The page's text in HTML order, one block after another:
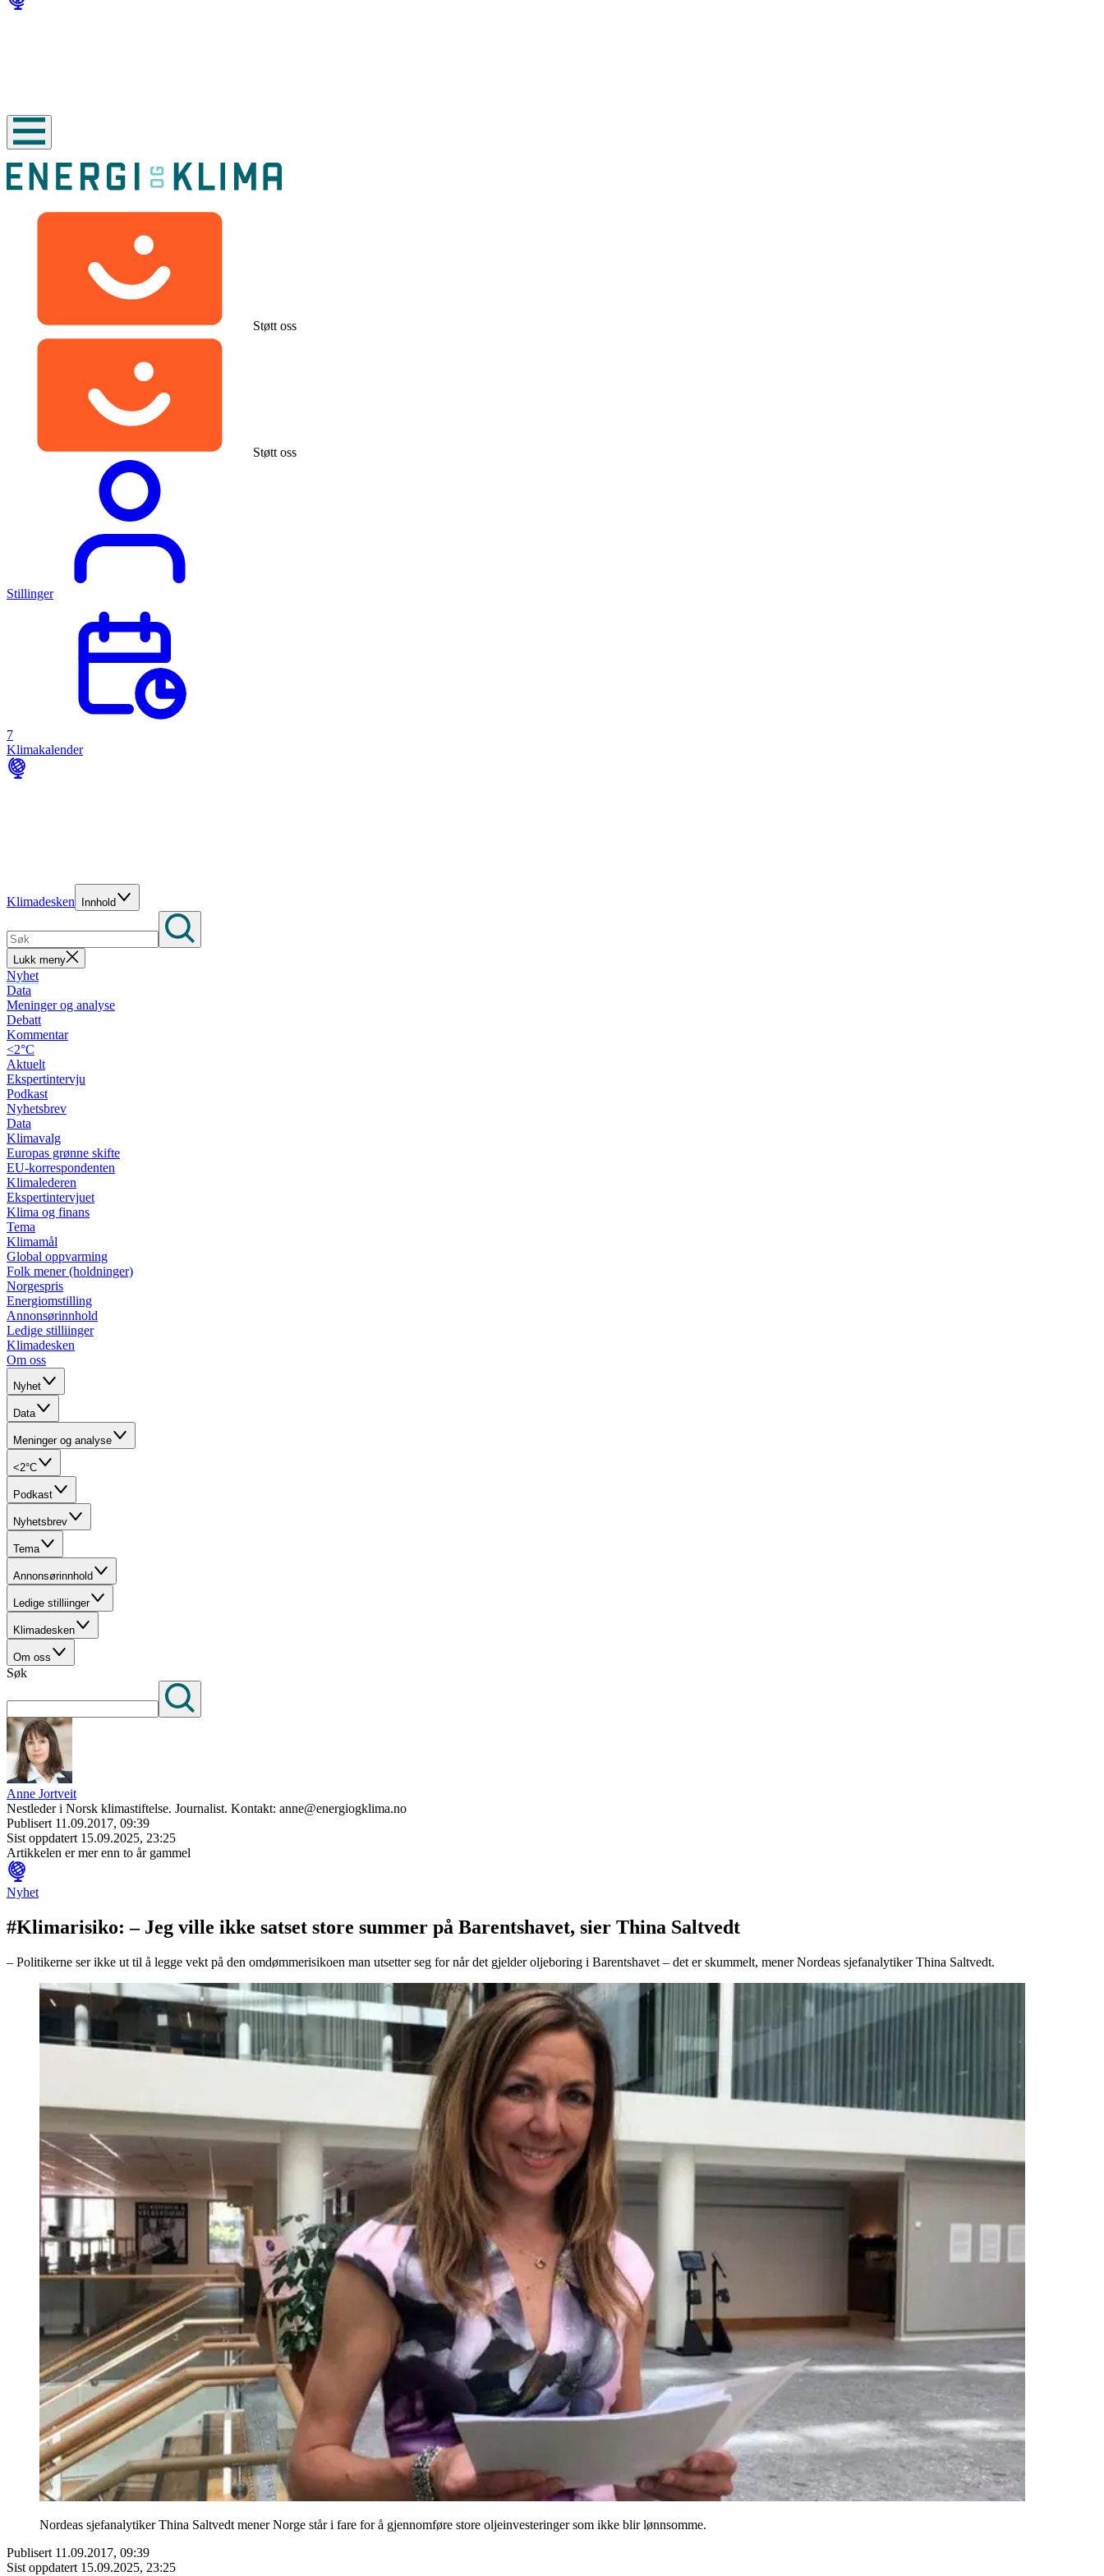
Støtt oss
Støtt oss
Stillinger
7
Klimakalender
Klimadesken Innhold
Lukk meny
Nyhet
Data
Meninger og analyse
Debatt
Kommentar
<2°C
Aktuelt
Ekspertintervju
Podkast
Nyhetsbrev
Data
Klimavalg
Europas grønne skifte
EU-korrespondenten
Klimalederen
Ekspertintervjuet
Klima og finans
Tema
Klimamål
Global oppvarming
Folk mener (holdninger)
Norgespris
Energiomstilling
Annonsørinnhold
Ledige stilliinger
Klimadesken
Om oss
Nyhet
Data
Meninger og analyse
<2°C
Podkast
Nyhetsbrev
Tema
Annonsørinnhold
Ledige stilliinger
Klimadesken
Om oss
Søk
Anne Jortveit
Nestleder i Norsk klimastiftelse. Journalist. Kontakt: anne@energiogklima.no
Publisert 11.09.2017, 09:39
Sist oppdatert 15.09.2025, 23:25
Artikkelen er mer enn to år gammel
Nyhet
#Klimarisiko: – Jeg ville ikke satset store summer på Barentshavet, sier Thina Saltvedt
– Politikerne ser ikke ut til å legge vekt på den omdømmerisikoen man utsetter seg for når det gjelder oljeboring i Barentshavet – det er skummelt, mener Nordeas sjefanalytiker Thina Saltvedt.
Nordeas sjefanalytiker Thina Saltvedt mener Norge står i fare for å gjennomføre store oljeinvesteringer som ikke blir lønnsomme.
Publisert 11.09.2017, 09:39
Sist oppdatert 15.09.2025, 23:25